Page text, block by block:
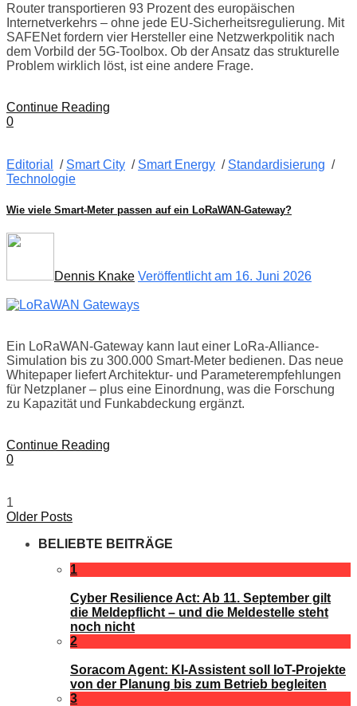
Router transportieren 93 Prozent des europäischen
Internetverkehrs – ohne jede EU-Sicherheitsregulierung. Mit
SAFENet fordern vier Hersteller eine Netzwerkpolitik nach
dem Vorbild der 5G-Toolbox. Ob der Ansatz das strukturelle
Problem wirklich löst, ist eine andere Frage.
Continue Reading
0
Editorial / Smart City / Smart Energy / Standardisierung /
Technologie
Wie viele Smart-Meter passen auf ein LoRaWAN-Gateway?
Dennis Knake Veröffentlicht am 16. Juni 2026
Ein LoRaWAN-Gateway kann laut einer LoRa-Alliance-
Simulation bis zu 300.000 Smart-Meter bedienen. Das neue
Whitepaper liefert Architektur- und Parameterempfehlungen
für Netzplaner – plus eine Einordnung, was die Forschung
zu Kapazität und Funkabdeckung ergänzt.
Continue Reading
0
1
Older Posts
BELIEBTE BEITRÄGE
1
Cyber Resilience Act: Ab 11. September gilt
die Meldepflicht – und die Meldestelle steht
noch nicht
2
Soracom Agent: KI-Assistent soll IoT-Projekte
von der Planung bis zum Betrieb begleiten
3